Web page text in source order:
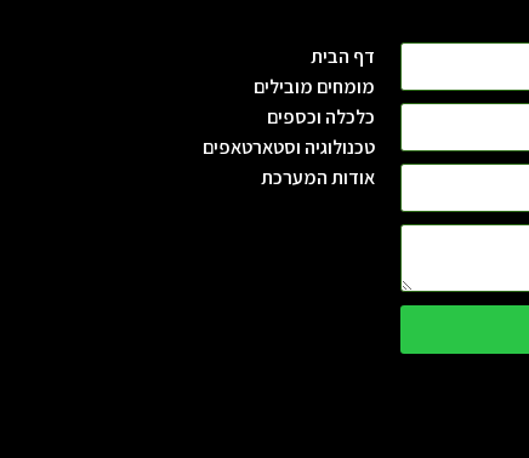
דף הבית
מומחים מובילים
כלכלה וכספים
טכנולוגיה וסטארטאפים
אודות המערכת